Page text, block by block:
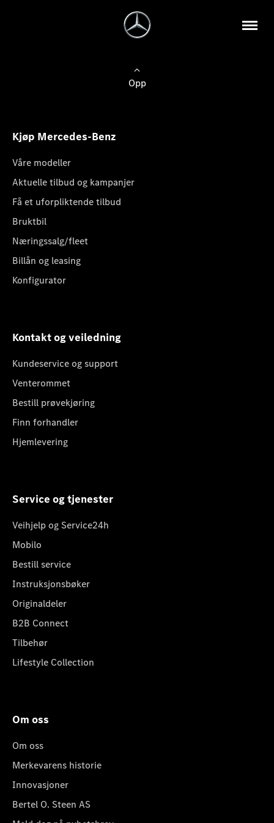
Opp
Kjøp Mercedes-Benz
Våre modeller
Aktuelle tilbud og kampanjer
Få et uforpliktende tilbud
Bruktbil
Næringssalg/fleet
Billån og leasing
Konfigurator
Kontakt og veiledning
Kundeservice og support
Venterommet
Bestill prøvekjøring
Finn forhandler
Hjemlevering
Service og tjenester
Veihjelp og Service24h
Mobilo
Bestill service
Instruksjonsbøker
Originaldeler
B2B Connect
Tilbehør
Lifestyle Collection
Om oss
Om oss
Merkevarens historie
Innovasjoner
Bertel O. Steen AS